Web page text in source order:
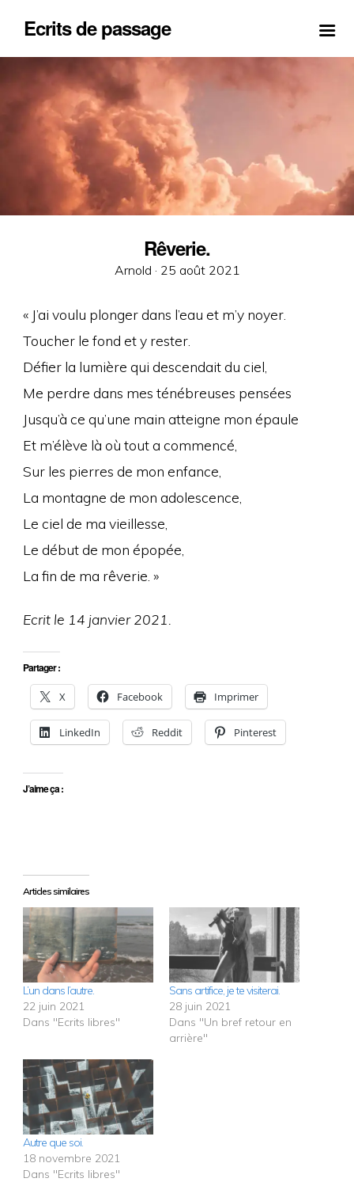
Ecrits de passage
Rêverie.
Arnold · Posted
25 août 2021
« J’ai voulu plonger dans l’eau et m’y noyer.
Toucher le fond et y rester.
Défier la lumière qui descendait du ciel,
Me perdre dans mes ténébreuses pensées
Jusqu’à ce qu’une main atteigne mon épaule
Et m’élève là où tout a commencé,
Sur les pierres de mon enfance,
La montagne de mon adolescence,
Le ciel de ma vieillesse,
Le début de mon épopée,
La fin de ma rêverie. »
Ecrit le 14 janvier 2021.
Partager :
X Facebook Imprimer
LinkedIn Reddit Pinterest
J’aime ça :
Articles similaires
L’un dans l’autre.
22 juin 2021
Dans "Ecrits libres"
Sans artifice, je te visiterai.
28 juin 2021
Dans "Un bref retour en
arrière"
Autre que soi.
18 novembre 2021
Dans "Ecrits libres"